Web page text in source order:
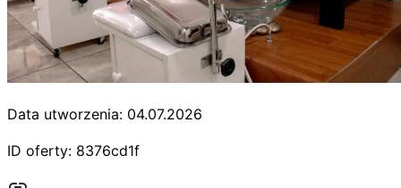
Data utworzenia: 04.07.2026
ID oferty: 8376cd1f